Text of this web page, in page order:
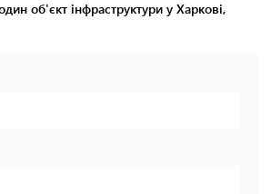
об'єкт інфраструктури у Харкові,